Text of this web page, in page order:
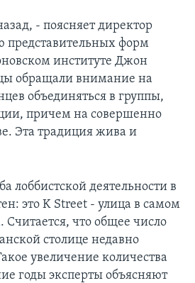
- поясняет директор
представительных форм
институте Джон
обращали внимание на
объединяться в группы,
причем на совершенно
Эта традиция жива и
лоббистской деятельности в
это K Street - улица в самом
что общее число
столице недавно
увеличение количества
годы эксперты объясняют